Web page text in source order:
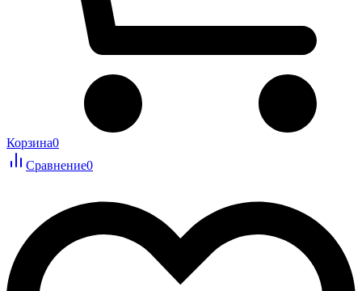
Корзина0
Сравнение0